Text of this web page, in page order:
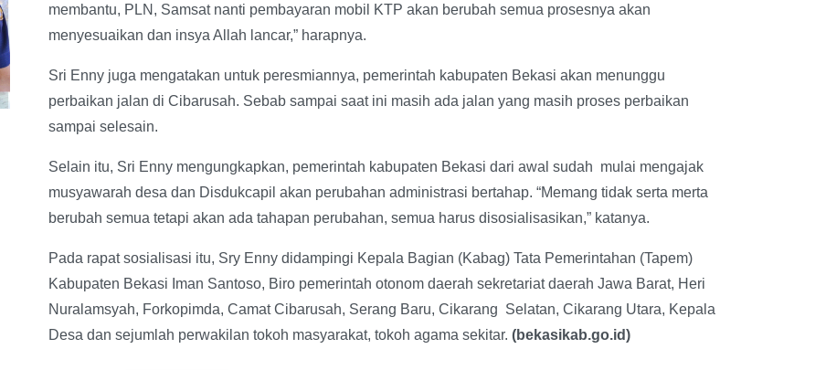
membantu, PLN, Samsat nanti pembayaran mobil KTP akan berubah semua prosesnya akan
menyesuaikan dan insya Allah lancar,” harapnya.
Sri Enny juga mengatakan untuk peresmiannya, pemerintah kabupaten Bekasi akan menunggu
perbaikan jalan di Cibarusah. Sebab sampai saat ini masih ada jalan yang masih proses perbaikan
sampai selesain.
Selain itu, Sri Enny mengungkapkan, pemerintah kabupaten Bekasi dari awal sudah mulai mengajak
musyawarah desa dan Disdukcapil akan perubahan administrasi bertahap. “Memang tidak serta merta
berubah semua tetapi akan ada tahapan perubahan, semua harus disosialisasikan,” katanya.
Pada rapat sosialisasi itu, Sry Enny didampingi Kepala Bagian (Kabag) Tata Pemerintahan (Tapem)
Kabupaten Bekasi Iman Santoso, Biro pemerintah otonom daerah sekretariat daerah Jawa Barat, Heri
Nuralamsyah, Forkopimda, Camat Cibarusah, Serang Baru, Cikarang Selatan, Cikarang Utara, Kepala
Desa dan sejumlah perwakilan tokoh masyarakat, tokoh agama sekitar. (bekasikab.go.id)